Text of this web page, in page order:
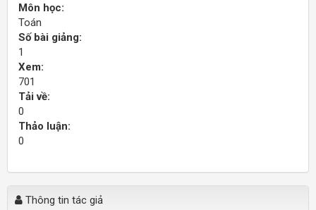
Môn học:
Toán
Số bài giảng:
1
Xem:
701
Tải về:
0
Thảo luận:
0
Thông tin tác giả